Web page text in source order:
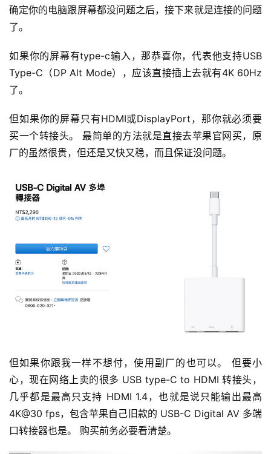
确定你的电脑跟屏幕都没问题之后，接下来就是连接的问题
了。
如果你的屏幕有type-c输入，那恭喜你，代表他支持USB
Type-C（DP Alt Mode），应该直接插上去就有4K 60Hz
了。
但如果你的屏幕只有HDMI或DisplayPort，那你就必须要
买一个转接头。 最简单的方法就是直接去苹果官网买，原
厂的虽然很贵，但还是又快又稳，而且保证没问题。
但如果你跟我一样不想付，使用副厂的也可以。 但要小
心，现在网络上卖的很多 USB type-C to HDMI 转接头，
几乎都是最高只支持 HDMI 1.4，也就是说只能输出最高
4K@30 fps，包含苹果自己旧款的 USB-C Digital AV 多端
口转接器也是。 购买前务必要看清楚。